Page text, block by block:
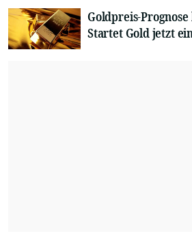
Goldpreis-Prognose
Startet Gold jetzt